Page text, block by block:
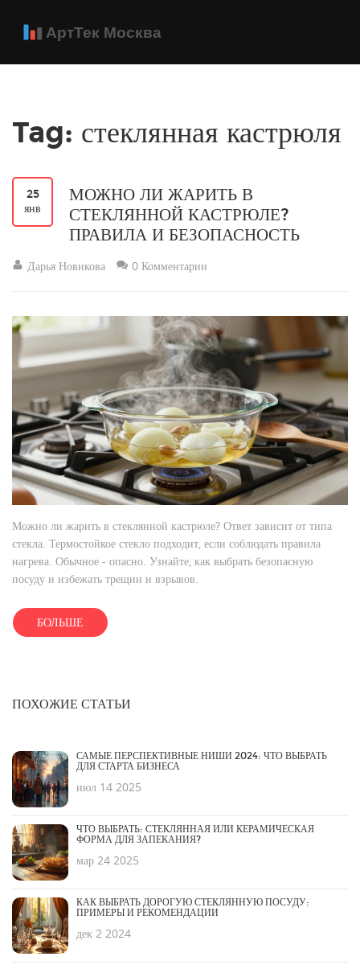
Tag: стеклянная кастрюля
25
янв
МОЖНО ЛИ ЖАРИТЬ В
СТЕКЛЯННОЙ КАСТРЮЛЕ?
ПРАВИЛА И БЕЗОПАСНОСТЬ
Дарья Новикова 0 Комментарии
Можно ли жарить в стеклянной кастрюле? Ответ зависит от типа
стекла. Термостойкое стекло подходит, если соблюдать правила
нагрева. Обычное - опасно. Узнайте, как выбрать безопасную
посуду и избежать трещин и взрывов.
БОЛЬШЕ
ПОХОЖИЕ СТАТЬИ
САМЫЕ ПЕРСПЕКТИВНЫЕ НИШИ 2024: ЧТО ВЫБРАТЬ
ДЛЯ СТАРТА БИЗНЕСА
июл 14 2025
ЧТО ВЫБРАТЬ: СТЕКЛЯННАЯ ИЛИ КЕРАМИЧЕСКАЯ
ФОРМА ДЛЯ ЗАПЕКАНИЯ?
мар 24 2025
КАК ВЫБРАТЬ ДОРОГУЮ СТЕКЛЯННУЮ ПОСУДУ:
ПРИМЕРЫ И РЕКОМЕНДАЦИИ
дек 2 2024